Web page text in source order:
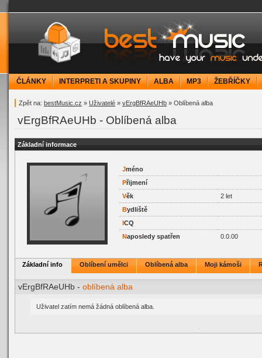
bestMusic.cz - Have your music under
ČLÁNKY INTERPRETI A SKUPINY ALBA MP3 ŽEBŘÍČKY
Zpět na: bestMusic.cz » Uživatelé » vErgBfRAeUHb » Oblíbená alba
vErgBfRAeUHb - Oblíbená alba
Základní informace
Jméno
Přijmení
Věk
2 let
Bydliště
ICQ
Naposledy spatřen 0.0.00
Základní info Oblíbení umělci Oblíbená alba Moji kámoši
vErgBfRAeUHb - oblíbená alba
Uživatel zatím nemá žádná oblíbená alba.